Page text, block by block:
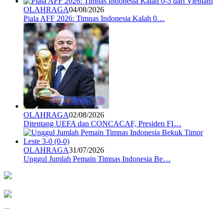
OLAHRAGA04/08/2026
Piala AFF 2026: Timnas Indonesia Kalah 0…
OLAHRAGA02/08/2026
Ditentang UEFA dan CONCACAF, Presiden FI…
OLAHRAGA31/07/2026
Unggul Jumlah Pemain Timnas Indonesia Be…